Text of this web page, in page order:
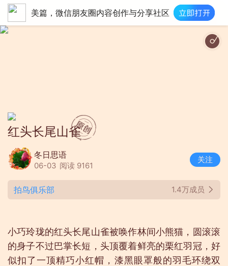
美篇，微信朋友圈内容创作与分享社区
红头长尾山雀
冬日思语
06-03 阅读 9161
关注
拍鸟俱乐部 1.4万成员
小巧玲珑的红头长尾山雀被唤作林间小熊猫，圆滚滚
的身子不过巴掌长短，头顶覆着鲜亮的栗红羽冠，好
似扣了一顶精巧小红帽，漆黑眼罩般的羽毛环绕双
高山流水 - 古筝独